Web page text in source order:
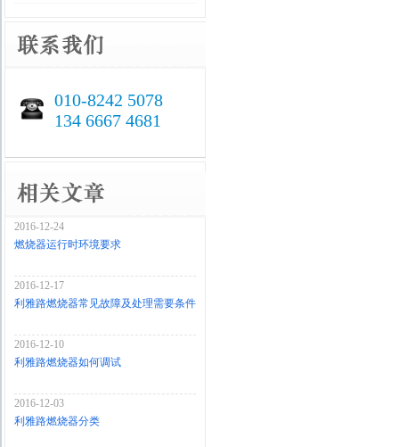
010-8242 5078
134 6667 4681
2016-12-24
燃烧器运行时环境要求
2016-12-17
利雅路燃烧器常见故障及处理需要条件
2016-12-10
利雅路燃烧器如何调试
2016-12-03
利雅路燃烧器分类